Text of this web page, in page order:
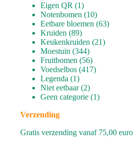
Eigen QR 11
product
Notenbomen 1010
producten
Eetbare bloemen 6363
Kruiden 8989
producten
Keukenkruiden 2121
Moestuin 344344
producten
Fruitbomen 5656
producten
Voedselbos 417417
Legenda 11
product
Niet eetbaar 22
producten
Geen categorie 11
Verzending
Gratis verzending vanaf 75,00 euro